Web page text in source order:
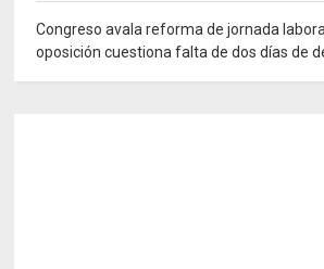
Congreso avala reforma de jornada
oposición cuestiona falta de dos días de